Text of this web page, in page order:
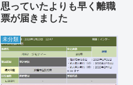
思っていたよりも早く離職
票が届きました
未分類